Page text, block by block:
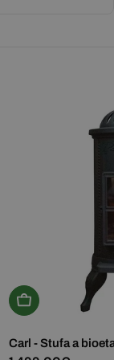
Aggiungi Al
Carl - Stufa a